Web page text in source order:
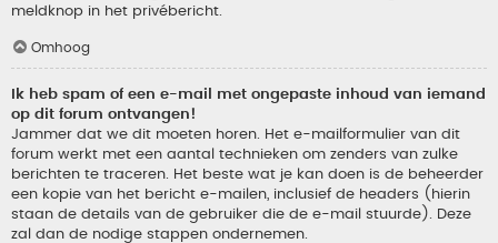
meldknop in het privébericht.
Omhoog
Ik heb spam of een e-mail met ongepaste inhoud van iemand
op dit forum ontvangen!
Jammer dat we dit moeten horen. Het e-mailformulier van dit
forum werkt met een aantal technieken om zenders van zulke
berichten te traceren. Het beste wat je kan doen is de beheerder
een kopie van het bericht e-mailen, inclusief de headers (hierin
staan de details van de gebruiker die de e-mail stuurde). Deze
zal dan de nodige stappen ondernemen.